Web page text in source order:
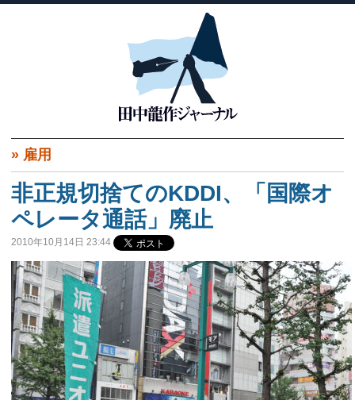
» 雇用
非正規切捨てのKDDI、「国際オ
ペレータ通話」廃止
2010年10月14日 23:44